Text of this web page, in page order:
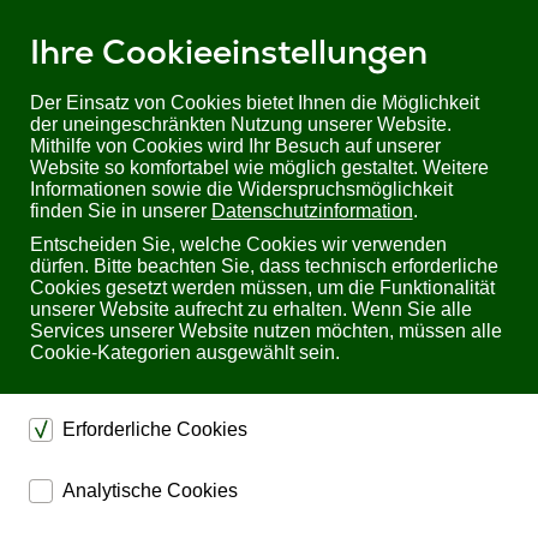
Ihre Cookieeinstellungen
Der Einsatz von Cookies bietet Ihnen die Möglichkeit
der uneingeschränkten Nutzung unserer Website.
Mithilfe von Cookies wird Ihr Besuch auf unserer
Website so komfortabel wie möglich gestaltet. Weitere
Informationen sowie die Widerspruchsmöglichkeit
finden Sie in unserer Datenschutzinformation.
Entscheiden Sie, welche Cookies wir verwenden
dürfen. Bitte beachten Sie, dass technisch erforderliche
Cookies gesetzt werden müssen, um die Funktionalität
unserer Website aufrecht zu erhalten. Wenn Sie alle
Services unserer Website nutzen möchten, müssen alle
Cookie-Kategorien ausgewählt sein.
Erforderliche Cookies
dienen dem technischen einwandfreien Betrieb unserer
Website.
Analytische Cookies
Sie befinden sich hier:Startseite Produkte
Abgekündigt
IEEE802.3at/af PoE-Tester für RJ45 Schnittstellen
IEEE802.3at/af PoE-Tester für RJ45
Schnittstellen